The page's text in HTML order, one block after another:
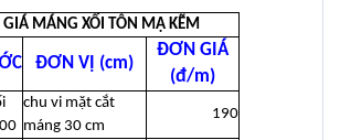
GIÁ MÁNG XỐI TÔN MẠ KẼM
ĐƠN VỊ (cm)
ĐƠN GIÁ
(đ/m)
chu vi mặt cắt
máng 30 cm
190